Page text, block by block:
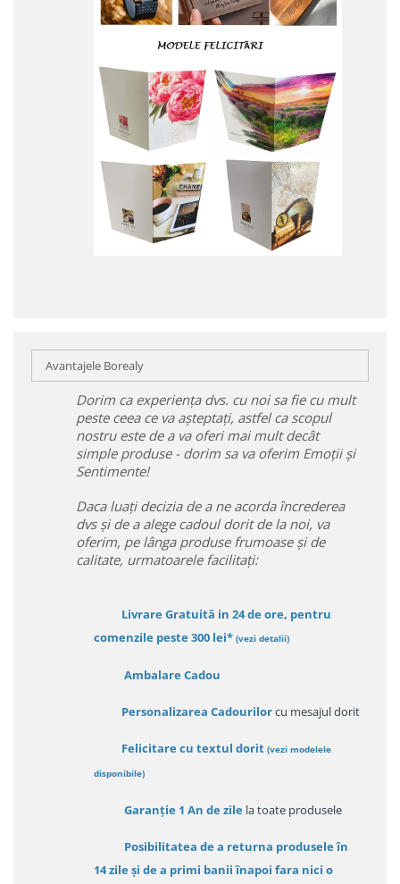
Avantajele Borealy
Dorim ca experiența dvs. cu noi sa fie cu mult
peste ceea ce va așteptați, astfel ca scopul
nostru este de a va oferi mai mult decât
simple produse - dorim sa va oferim Emoții și
Sentimente!
Daca luați decizia de a ne acorda încrederea
dvs și de a alege cadoul dorit de la noi, va
oferim, pe lânga produse frumoase și de
calitate, urmatoarele facilitați:
Livrare Gratuită in 24 de ore, pentru
comenzile peste 300 lei* (vezi detalii)
Ambalare Cadou
Personalizarea Cadourilorcu mesajul dorit
Felicitare cu textul dorit (vezi modelele
disponibile)
Garanție 1 An de zile la toate produsele
Posibilitatea de a returna produsele în
14 zileși de a primi banii înapoi fara nici o